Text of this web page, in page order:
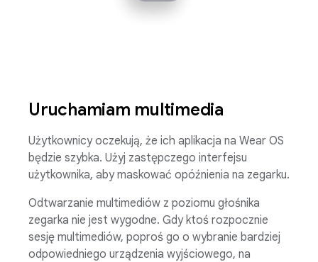
Uruchamiam multimedia
Użytkownicy oczekują, że ich aplikacja na Wear OS
będzie szybka. Użyj zastępczego interfejsu
użytkownika, aby maskować opóźnienia na zegarku.
Odtwarzanie multimediów z poziomu głośnika
zegarka nie jest wygodne. Gdy ktoś rozpocznie
sesję multimediów, poproś go o wybranie bardziej
odpowiedniego urządzenia wyjściowego, na